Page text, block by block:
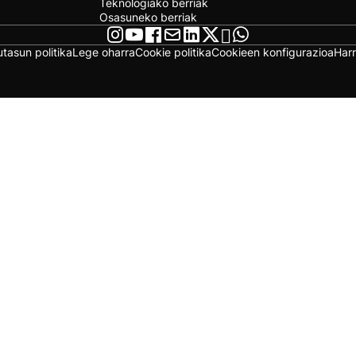
Teknologiako berriak
Osasuneko berriak
politikaLege oharraCookie politikaCookieen konfigurazioa